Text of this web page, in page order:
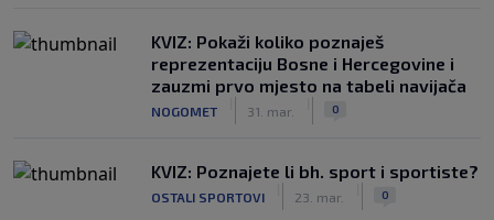
KVIZ: Pokaži koliko poznaješ
reprezentaciju Bosne i Hercegovine i
zauzmi prvo mjesto na tabeli navijača
NOGOMET 31. mar. 0
KVIZ: Poznajete li bh. sport i sportiste?
OSTALI SPORTOVI 23. mar. 0